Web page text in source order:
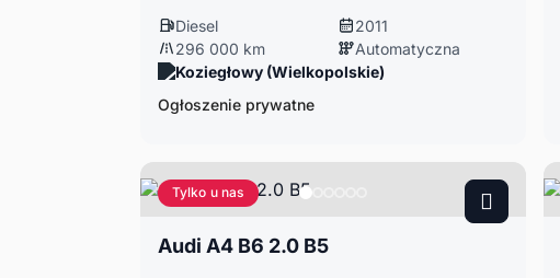
Diesel
2011
296 000 km
Automatyczna
Koziegłowy (Wielkopolskie)
Ogłoszenie prywatne
Tylko u nas
Audi A4 B6 2.0 B5